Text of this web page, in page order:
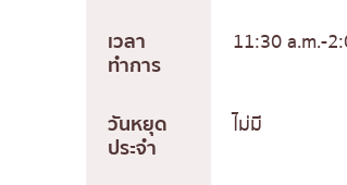
เวลา
ทำการ
11:30 a.m.-
วันหยุด
ประจำ
ไม่มี